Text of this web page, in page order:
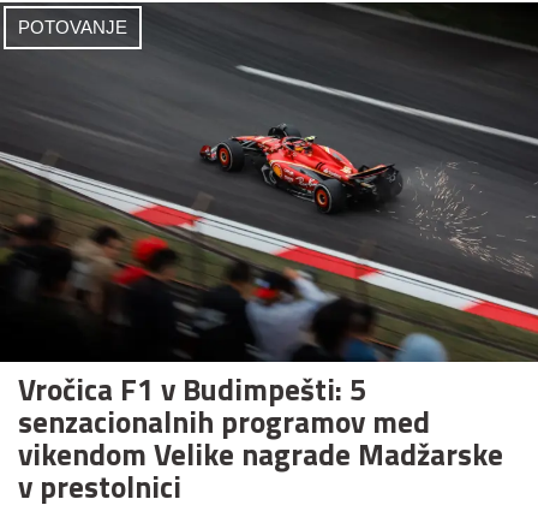
POTOVANJE
Vročica F1 v Budimpešti: 5
senzacionalnih programov med
vikendom Velike nagrade Madžarske
v prestolnici